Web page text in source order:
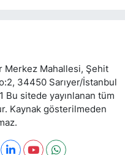
Merkez Mahallesi, Şehit
34450 Sarıyer/İstanbul
Bu sitede yayınlanan tüm
Kaynak gösterilmeden